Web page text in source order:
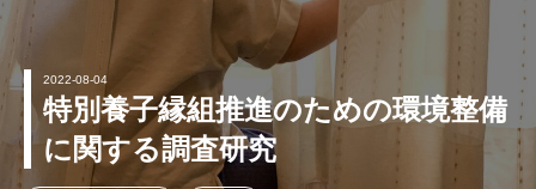
2022-08-04
特別養子縁組推進のための環境整備
に関する調査研究